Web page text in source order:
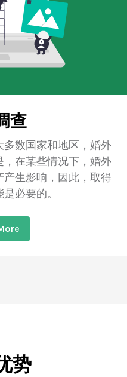
查
数国家和地区，婚外
在某些情况下，婚外
生影响，因此，取得
必要的。
势